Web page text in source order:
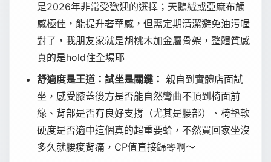
是2026年非常受歡迎的選擇；天鵝絨或亞麻布觸
感極佳，能提升奢華感，但需定期清潔避免油污喔
對了，我朋友家就是胡桃木加金屬骨架，整體質感
真的是hold住全場耶
舒適度是王道：試坐是關鍵： 親自到實體店面試
坐，感受膝蓋後方是否能自然彎曲不頂到椅面前
緣、背部是否有良好支撐（尤其是腰部）、椅墊軟
硬度是否適中這個真的超重要蛤，不然買回家坐沒
多久就腰痠背痛，CP值直接歸零啊～